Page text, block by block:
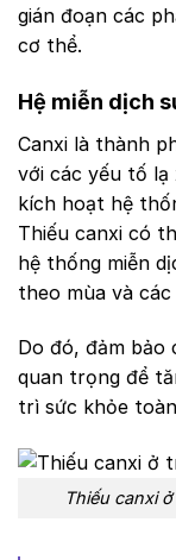
gián đoạn các
cơ thể.
Hệ miễn dịch
Canxi là thành
với các yếu tố
kích hoạt hệ
Thiếu canxi có
hệ thống miễn
theo mùa và
Do đó, đảm bảo
quan trọng để
trì sức khỏe
Thiếu canxi